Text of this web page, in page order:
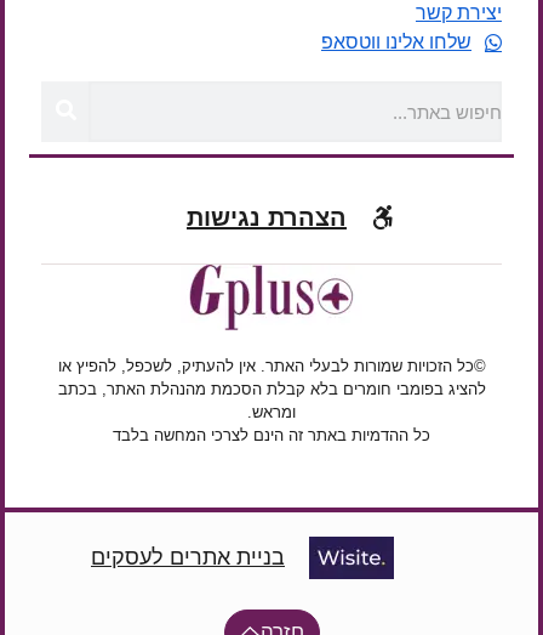
יצירת קשר
שלחו אלינו ווטסאפ
הצהרת נגישות
©כל הזכויות שמורות לבעלי האתר. אין להעתיק, לשכפל, להפיץ או
להציג בפומבי חומרים בלא קבלת הסכמת מהנהלת האתר, בכתב
ומראש.
כל ההדמיות באתר זה הינם לצרכי המחשה בלבד
בניית אתרים לעסקים